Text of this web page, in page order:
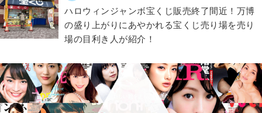
ハロウィンジャンボ宝くじ販売終了間近！万博
の盛り上がりにあやかれる宝くじ売り場を売り
場の目利き人が紹介！